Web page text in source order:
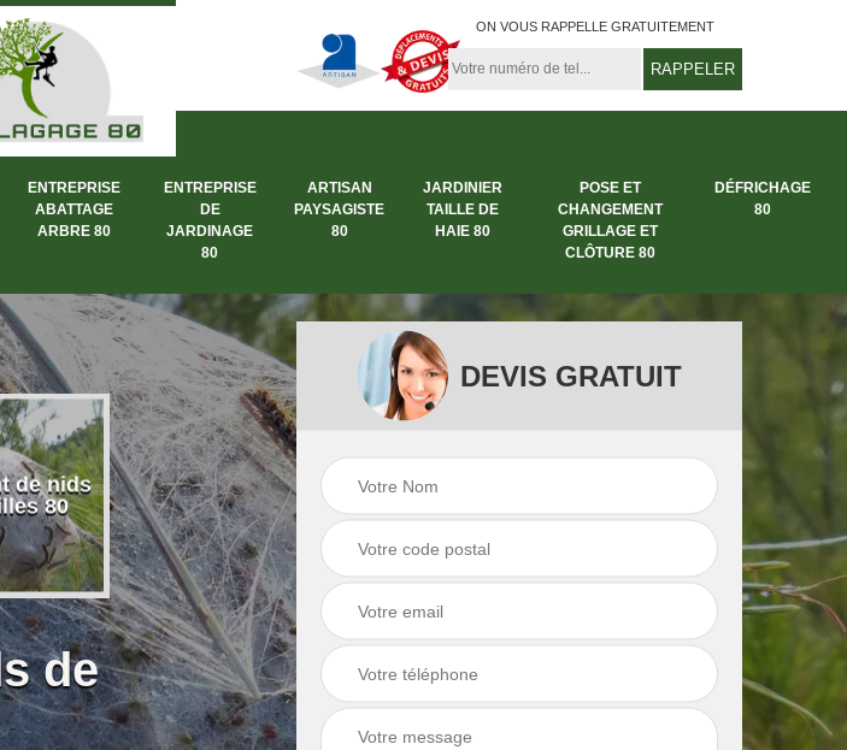
ON VOUS RAPPELLE GRATUITEMENT
ENTREPRISE
ABATTAGE
ARBRE 80
ENTREPRISE
DE
JARDINAGE
80
ARTISAN
PAYSAGISTE
80
JARDINIER
TAILLE DE
HAIE 80
POSE ET
CHANGEMENT
GRILLAGE ET
CLÔTURE 80
DÉFRICHAGE
80
de nids
80
Dessouchage arbre
et haie 80
Entreprise abattage
Entreprise de
jardinage 80
de
DEVIS GRATUIT